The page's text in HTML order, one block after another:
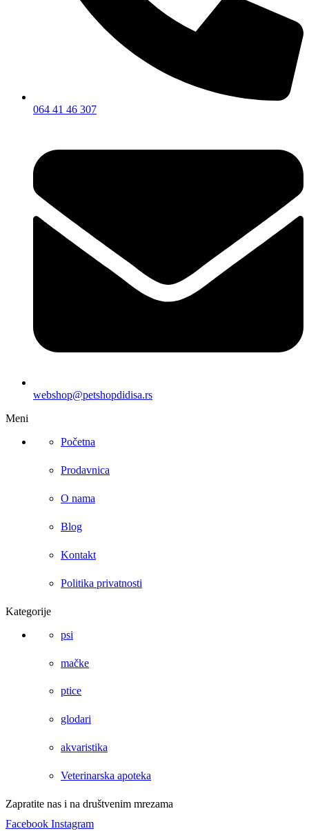
064 41 46 307
webshop@petshopdidisa.rs
Meni
Početna
Prodavnica
O nama
Blog
Kontakt
Politika privatnosti
Kategorije
psi
mačke
ptice
glodari
akvaristika
Veterinarska apoteka
Zapratite nas i na društvenim mrezama
Facebook Instagram